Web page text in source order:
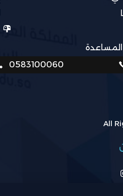
المساعدة
0583100060
All